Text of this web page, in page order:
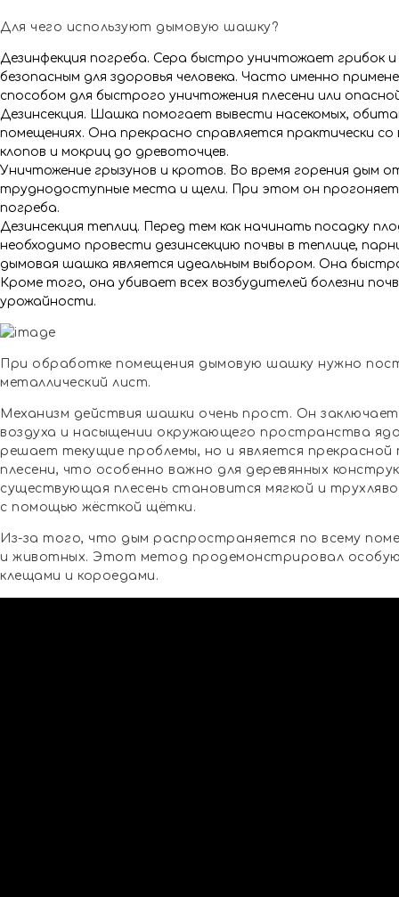
Для чего используют дымовую шашку?
Дезинфекция погреба. Сера быстро уничтожает грибок
безопасным для здоровья человека. Часто именно
способом для быстрого уничтожения плесени или
Дезинсекция. Шашка помогает вывести насекомых,
помещениях. Она прекрасно справляется практически
клопов и мокриц до древоточцев.
Уничтожение грызунов и кротов. Во время горения дым
труднодоступные места и щели. При этом он
погреба.
Дезинсекция теплиц. Перед тем как начинать посадку
необходимо провести дезинсекцию почвы в теплице,
дымовая шашка является идеальным выбором. Она
Кроме того, она убивает всех возбудителей болезни
урожайности.
При обработке помещения дымовую шашку нужно
металлический лист.
Механизм действия шашки очень прост. Он
воздуха и насыщении окружающего пространства
решает текущие проблемы, но и является
плесени, что особенно важно для деревянных
существующая плесень становится мягкой и
с помощью жёсткой щётки.
Из-за того, что дым распространяется по всему
и животных. Этот метод продемонстрировал особую
клещами и короедами.